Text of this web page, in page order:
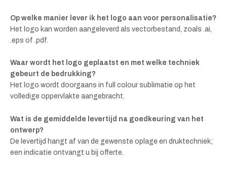
Op welke manier lever ik het logo aan voor personalisatie?
Het logo kan worden aangeleverd als vectorbestand, zoals .ai,
.eps of .pdf.
Waar wordt het logo geplaatst en met welke techniek
gebeurt de bedrukking?
Het logo wordt doorgaans in full colour sublimatie op het
volledige oppervlakte aangebracht.
Wat is de gemiddelde levertijd na goedkeuring van het
ontwerp?
De levertijd hangt af van de gewenste oplage en druktechniek;
een indicatie ontvangt u bij offerte.